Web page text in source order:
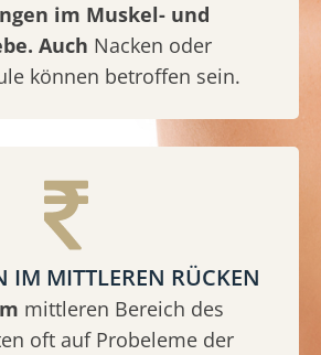
im Muskel- und
Auch Nacken oder
können betroffen sein.
IM MITTLEREN RÜCKEN
mittleren Bereich des
oft auf Probeleme der